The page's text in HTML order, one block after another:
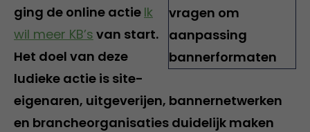
ging de online actie Ik
wil meer KB’s van start.
Het doel van deze
ludieke actie is site-
eigenaren, uitgeverijen, bannernetwerken
en brancheorganisaties duidelijk maken